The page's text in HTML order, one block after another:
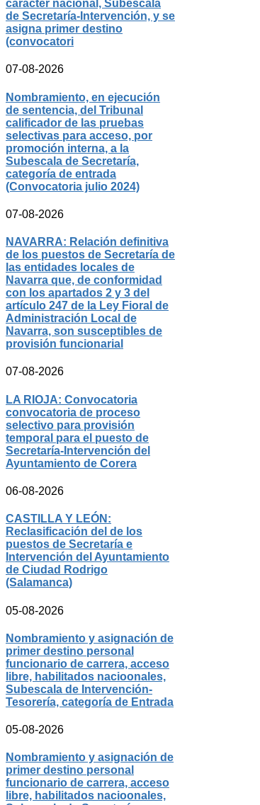
carácter nacional, Subescala
de Secretaría-Intervención, y se
asigna primer destino
(convocatori
07-08-2026
Nombramiento, en ejecución
de sentencia, del Tribunal
calificador de las pruebas
selectivas para acceso, por
promoción interna, a la
Subescala de Secretaría,
categoría de entrada
(Convocatoria julio 2024)
07-08-2026
NAVARRA: Relación definitiva
de los puestos de Secretaría de
las entidades locales de
Navarra que, de conformidad
con los apartados 2 y 3 del
artículo 247 de la Ley Fioral de
Administración Local de
Navarra, son susceptibles de
provisión funcionarial
07-08-2026
LA RIOJA: Convocatoria
convocatoria de proceso
selectivo para provisión
temporal para el puesto de
Secretaría-Intervención del
Ayuntamiento de Corera
06-08-2026
CASTILLA Y LEÓN:
Reclasificación del de los
puestos de Secretaría e
Intervención del Ayuntamiento
de Ciudad Rodrigo
(Salamanca)
05-08-2026
Nombramiento y asignación de
primer destino personal
funcionario de carrera, acceso
libre, habilitados nacioonales,
Subescala de Intervención-
Tesorería, categoría de Entrada
05-08-2026
Nombramiento y asignación de
primer destino personal
funcionario de carrera, acceso
libre, habilitados nacioonales,